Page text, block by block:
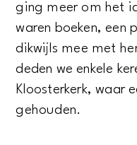
ging meer om het
waren boeken, een
dikwijls mee met
deden we enkele
Kloosterkerk, waar
gehouden.